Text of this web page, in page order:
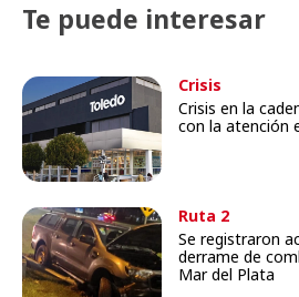
Te puede interesar
Crisis
Crisis en la
con la atención
Ruta 2
Se registraron
derrame de
Mar del Plata